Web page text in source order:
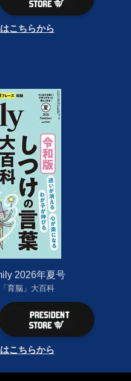
こちらから
2026年夏号
育脳」大百科
こちらから